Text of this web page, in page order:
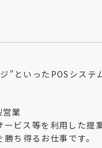
”といったPOSシステ
業
ビス等を利用した提
ち得るお仕事です。